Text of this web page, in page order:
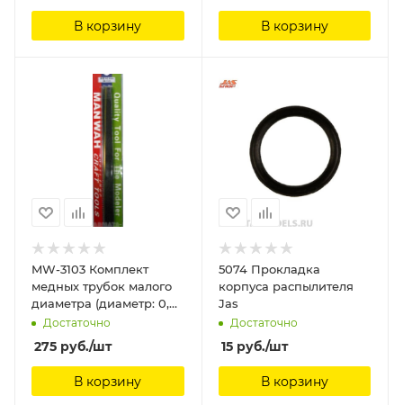
В корзину В корзину
MW-3103 Комплект
медных трубок малого
диаметра (диаметр: 0,4
мм) (5 шт.) ManWah
Достаточно
275 руб./шт
В корзину
5074 Прокладка
корпуса распылителя
Jas
Достаточно
15руб./шт
В корзину